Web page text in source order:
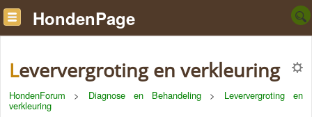
HondenPage
Leververgroting en verkleuring
HondenForum > Diagnose en Behandeling > Leververgroting en
verkleuring